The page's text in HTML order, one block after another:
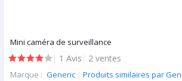
Mini caméra de surveillance
| 1 Avis | 2 ventes
Marque : Generic | Produits similaires par